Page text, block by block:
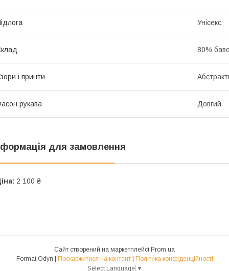
Унісекс
80%
і принти
рукава Довгий
для замовлення
2 100 ₴
Сайт створений на маркетплейсі Prom.ua
Format Odyn | Поскаржитися на контент | Політика конфіденційності
Select Language ▼